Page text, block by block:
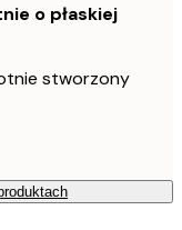
o płaskiej
stworzony